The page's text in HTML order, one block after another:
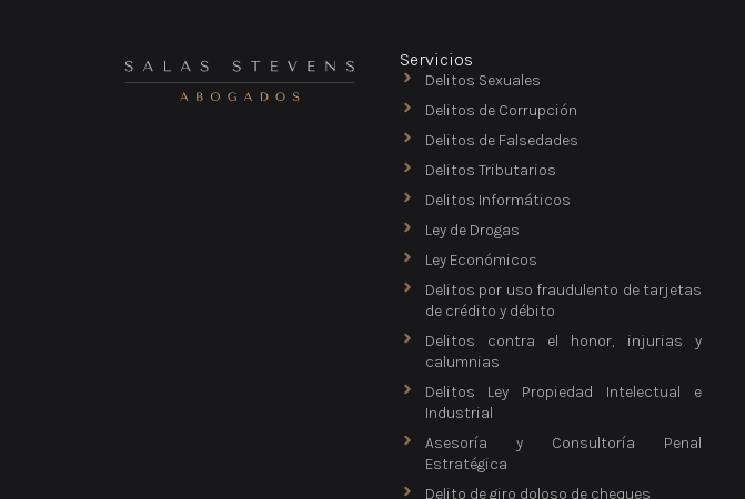
Servicios
Delitos Sexuales
Delitos de Corrupción
Delitos de Falsedades
Delitos Tributarios
Delitos Informáticos
Ley de Drogas
Ley Económicos
Delitos por uso fraudulento de tarjetas
de crédito y débito
Delitos contra el honor, injurias y
calumnias
Delitos Ley Propiedad Intelectual e
Industrial
Asesoría y Consultoría Penal
Estratégica
Delito de giro doloso de cheques